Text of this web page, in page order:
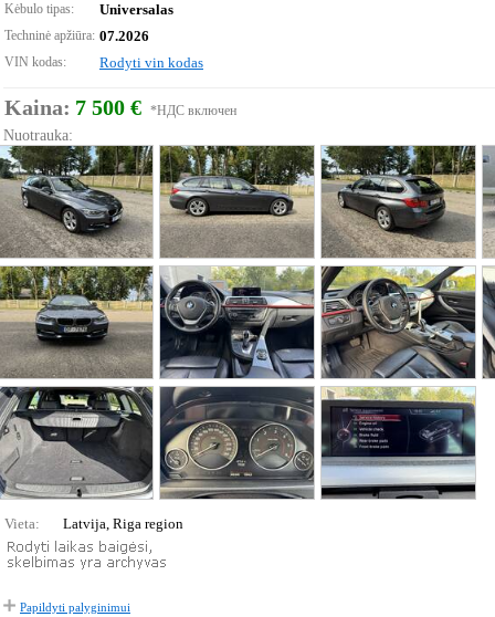
Kėbulo tipas: Universalas
Techninė apžiūra: 07.2026
VIN kodas: Rodyti vin kodas
Kaina: 7 500 € *НДС включен
Nuotrauka:
Vieta: Latvija, Riga region
Papildyti palyginimui